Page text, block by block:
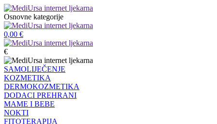
Osnovne kategorije
0,00 €
€
SAMOLIJEČENJE
KOZMETIKA
DERMOKOZMETIKA
DODACI PREHRANI
MAME I BEBE
NOKTI
FITOTERAPIJA